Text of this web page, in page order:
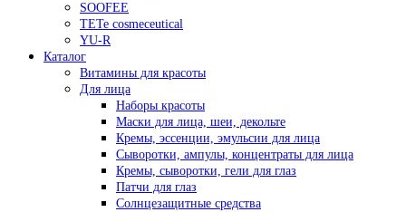
SOOFEE
TETe cosmeceutical
YU-R
Каталог
Витамины для красоты
Для лица
Наборы красоты
Маски для лица, шеи, декольте
Кремы, эссенции, эмульсии для лица
Сыворотки, ампулы, концентраты для лица
Кремы, сыворотки, гели для глаз
Патчи для глаз
Солнцезащитные средства